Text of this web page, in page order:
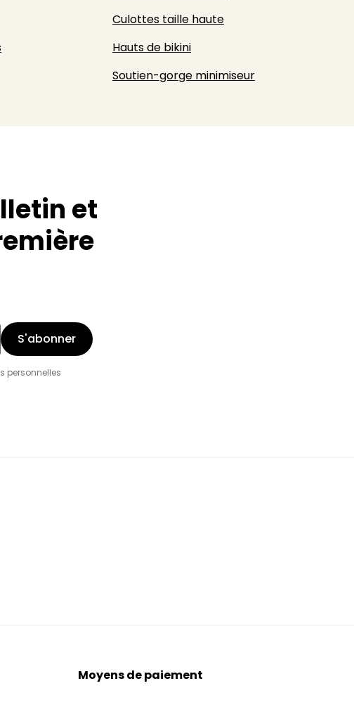
Culottes taille haute
Hauts de bikini
Soutien-gorge minimiseur
et
personnelles
S'abonner
Moyens de paiement